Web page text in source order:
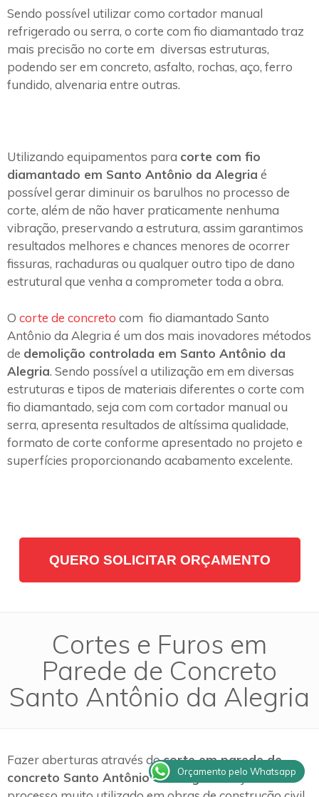
Sendo possível utilizar como cortador manual
refrigerado ou serra, o corte com fio diamantado traz
mais precisão no corte em diversas estruturas,
podendo ser em concreto, asfalto, rochas, aço, ferro
fundido, alvenaria entre outras.
Utilizando equipamentos para corte com fio
diamantado em Santo Antônio da Alegria é
possível gerar diminuir os barulhos no processo de
corte, além de não haver praticamente nenhuma
vibração, preservando a estrutura, assim garantimos
resultados melhores e chances menores de ocorrer
fissuras, rachaduras ou qualquer outro tipo de dano
estrutural que venha a comprometer toda a obra.
O corte de concreto com fio diamantado Santo
Antônio da Alegria é um dos mais inovadores métodos
de demolição controlada em Santo Antônio da
Alegria. Sendo possível a utilização em em diversas
estruturas e tipos de materiais diferentes o corte com
fio diamantado, seja com com cortador manual ou
serra, apresenta resultados de altíssima qualidade,
formato de corte conforme apresentado no projeto e
superfícies proporcionando acabamento excelente.
QUERO SOLICITAR ORÇAMENTO
Cortes e Furos em
Parede de Concreto
Santo Antônio da Alegria
Fazer aberturas através docorte em parede de
concreto Santo Antônio da Alegriaé hoje um
Orçamento pelo Whatsapp